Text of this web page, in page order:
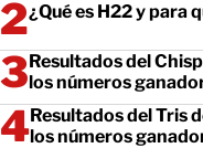
¿Qué es H22 y para
Resultados del
los números
Resultados del Tris
los números